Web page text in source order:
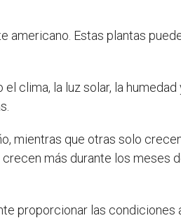
americano. Estas plantas
la luz solar, la humedad
mientras que otras solo
más durante los meses
proporcionar las condiciones